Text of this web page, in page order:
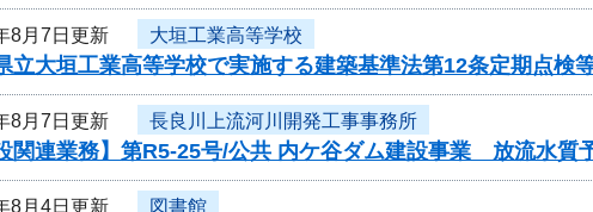
8月7日更新 大垣工業高等学校
立大垣工業高等学校で実施する建築基準法第12条定期点検
8月7日更新 長良川上流河川開発工事事務所
関連業務】第R5-25号/公共 内ケ谷ダム建設事業 放流水質
8月4日更新 図書館